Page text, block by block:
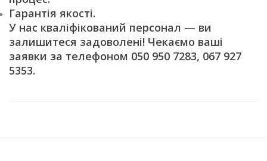
Гарантія якості.
У нас кваліфікований персонал — ви
залишитеся задоволені! Чекаємо ваші
заявки за телефоном 050 950 7283, 067 927
5353.